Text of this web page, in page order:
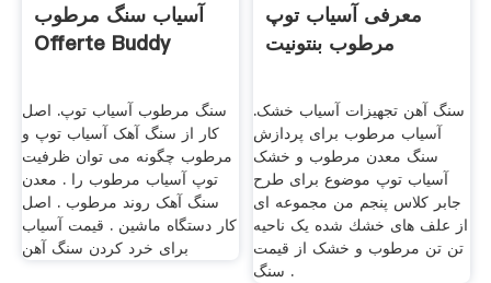
آسیاب سنگ مرطوب
Offerte Buddy
سنگ مرطوب آسیاب توپ. اصل
کار از سنگ آهک آسیاب توپ و
مرطوب چگونه می توان ظرفیت
توپ آسیاب مرطوب را . معدن
سنگ آهک روند مرطوب . اصل
کار دستگاه ماشین . قیمت آسیاب
برای خرد کردن سنگ آهن
معرفی آسیاب توپ
مرطوب بنتونیت
سنگ آهن تجهیزات آسیاب خشک.
آسیاب مرطوب برای پردازش
سنگ معدن مرطوب و خشک
آسیاب توپ موضوع برای طرح
جابر کلاس پنجم من مجموعه ای
از علف های خشك شده یک ناحیه
تن تن مرطوب و خشک از قیمت
سنگ .